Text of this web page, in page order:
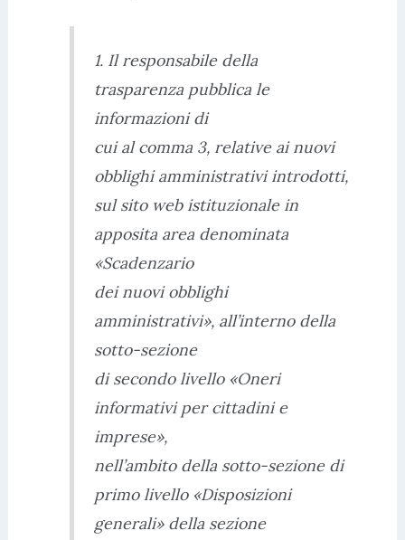
1. Il responsabile della
trasparenza pubblica le
informazioni di
cui al comma 3, relative ai nuovi
obblighi amministrativi introdotti,
sul sito web istituzionale in
apposita area denominata
«Scadenzario
dei nuovi obblighi
amministrativi», all’interno della
sotto-sezione
di secondo livello «Oneri
informativi per cittadini e
imprese»,
nell’ambito della sotto-sezione di
primo livello «Disposizioni
generali» della sezione